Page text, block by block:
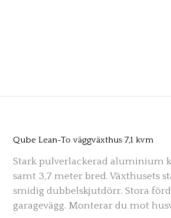
Qube Lean-To väggväxthus 7,1 kvm
Stark pulverlackerad aluminium
samt 3,7 meter bred. Växthusets
smidig dubbelskjutdörr. Stora
garagevägg. Monterar du mot